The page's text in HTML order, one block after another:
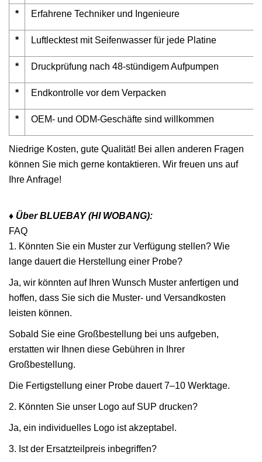
* Erfahrene Techniker und Ingenieure
* Luftlecktest mit Seifenwasser für jede Platine
* Druckprüfung nach 48-stündigem Aufpumpen
* Endkontrolle vor dem Verpacken
* OEM- und ODM-Geschäfte sind willkommen
Niedrige Kosten, gute Qualität! Bei allen anderen Fragen
können Sie mich gerne kontaktieren. Wir freuen uns auf
Ihre Anfrage!
♦ Über BLUEBAY (HI WOBANG):
FAQ
1. Könnten Sie ein Muster zur Verfügung stellen? Wie
lange dauert die Herstellung einer Probe?
Ja, wir könnten auf Ihren Wunsch Muster anfertigen und
hoffen, dass Sie sich die Muster- und Versandkosten
leisten können.
Sobald Sie eine Großbestellung bei uns aufgeben,
erstatten wir Ihnen diese Gebühren in Ihrer
Großbestellung.
Die Fertigstellung einer Probe dauert 7–10 Werktage.
2. Könnten Sie unser Logo auf SUP drucken?
Ja, ein individuelles Logo ist akzeptabel.
3. Ist der Ersatzteilpreis inbegriffen?